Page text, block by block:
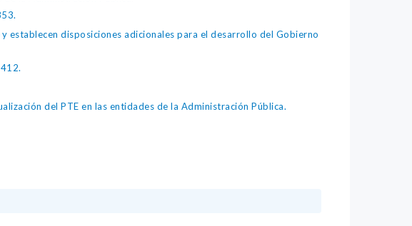
establecen disposiciones adicionales para el desarrollo del Gobierno
del PTE en las entidades de la Administración Pública.